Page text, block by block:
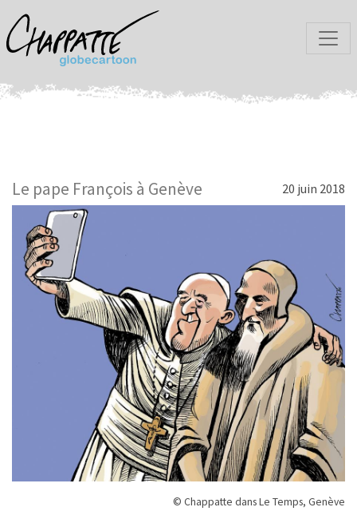
Le pape François à Genève 20 juin 2018
© Chappatte dans Le Temps, Genève